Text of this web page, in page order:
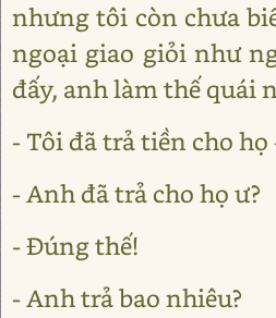
nhưng tôi còn chưa
ngoại giao giỏi như
đấy, anh làm thế quái
- Tôi đã trả tiền cho họ
- Anh đã trả cho họ ư?
- Đúng thế!
- Anh trả bao nhiêu?